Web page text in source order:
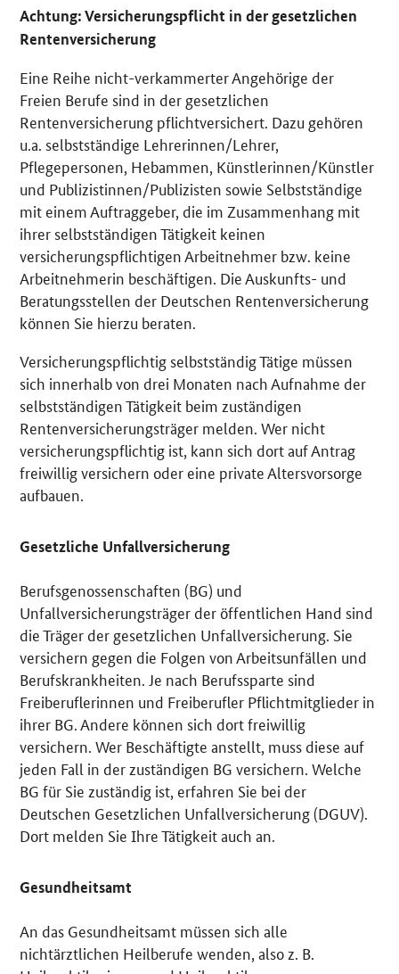
Achtung: Versicherungspflicht in der gesetzlichen
Rentenversicherung
Eine Reihe nicht-verkammerter Angehörige der
Freien Berufe sind in der gesetzlichen
Rentenversicherung pflichtversichert. Dazu gehören
u.a. selbstständige Lehrerinnen/Lehrer,
Pflegepersonen, Hebammen, Künstlerinnen/Künstler
und Publizistinnen/Publizisten sowie Selbstständige
mit einem Auftraggeber, die im Zusammenhang mit
ihrer selbstständigen Tätigkeit keinen
versicherungspflichtigen Arbeitnehmer bzw. keine
Arbeitnehmerin beschäftigen. Die Auskunfts- und
Beratungsstellen der Deutschen Rentenversicherung
können Sie hierzu beraten.
Versicherungspflichtig selbstständig Tätige müssen
sich innerhalb von drei Monaten nach Aufnahme der
selbstständigen Tätigkeit beim zuständigen
Rentenversicherungsträger melden. Wer nicht
versicherungspflichtig ist, kann sich dort auf Antrag
freiwillig versichern oder eine private Altersvorsorge
aufbauen.
Gesetzliche Unfallversicherung
Berufsgenossenschaften (BG) und
Unfallversicherungsträger der öffentlichen Hand sind
die Träger der gesetzlichen Unfallversicherung. Sie
versichern gegen die Folgen von Arbeitsunfällen und
Berufskrankheiten. Je nach Berufssparte sind
Freiberuflerinnen und Freiberufler Pflichtmitglieder in
ihrer BG. Andere können sich dort freiwillig
versichern. Wer Beschäftigte anstellt, muss diese auf
jeden Fall in der zuständigen BG versichern. Welche
BG für Sie zuständig ist, erfahren Sie bei der
Deutschen Gesetzlichen Unfallversicherung (DGUV).
Dort melden Sie Ihre Tätigkeit auch an.
Gesundheitsamt
An das Gesundheitsamt müssen sich alle
nichtärztlichen Heilberufe wenden, also z. B.